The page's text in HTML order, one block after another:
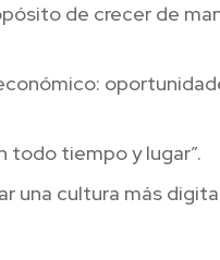
de crecer de
todo tiempo y lugar”.
una cultura más